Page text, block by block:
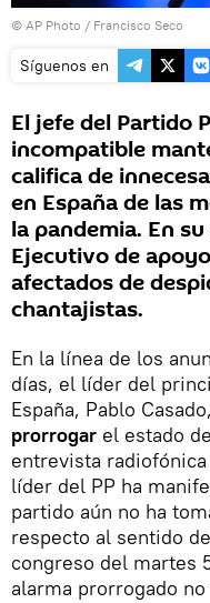
© AP Photo / Francisco Seco
Síguenos en
El jefe del Partido
incompatible
califica de
en España de las
la pandemia. En
Ejecutivo de
afectados de
chantajistas.
En la línea de los
días, el líder del
España, Pablo
prorrogar el estado
entrevista
líder del PP ha
partido aún no ha
respecto al sentido
congreso del martes
alarma prorrogado